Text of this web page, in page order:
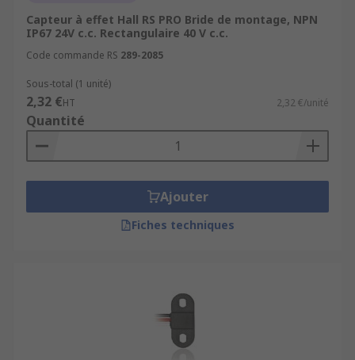
Capteur à effet Hall RS PRO Bride de montage, NPN
IP67 24V c.c. Rectangulaire 40 V c.c.
Code commande RS 289-2085
Sous-total (1 unité)
2,32 €HT 2,32 €/unité
Quantité
Ajouter
Fiches techniques